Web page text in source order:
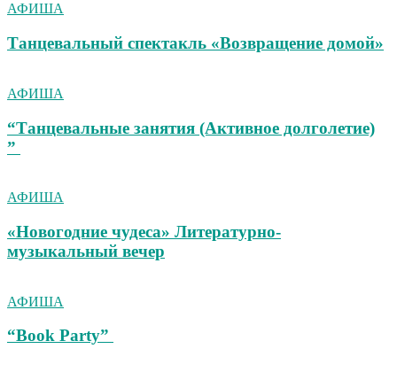
АФИША
Танцевальный спектакль «Возвращение домой»
АФИША
“Танцевальные занятия (Активное долголетие)
”
АФИША
«Новогодние чудеса» Литературно-
музыкальный вечер
АФИША
“Book Party”